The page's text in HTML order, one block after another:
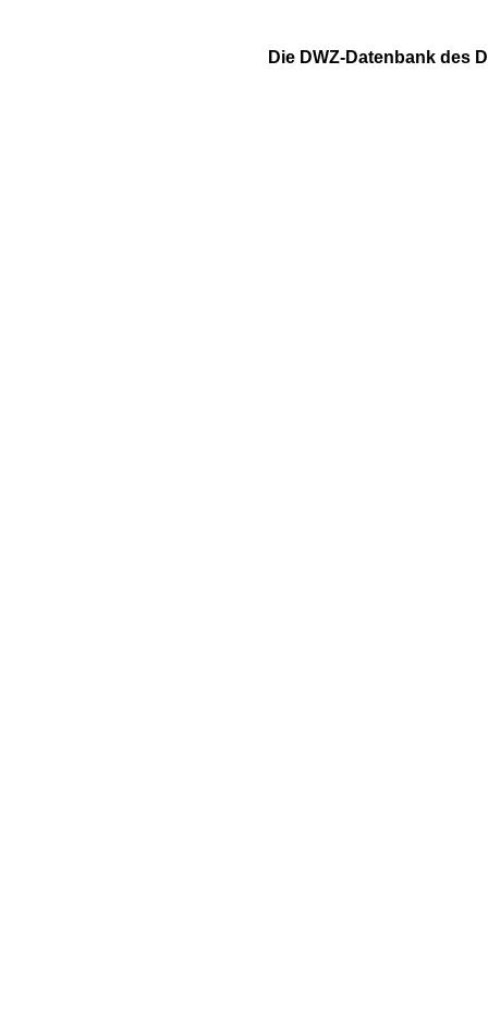
Die DWZ-Datenbank des